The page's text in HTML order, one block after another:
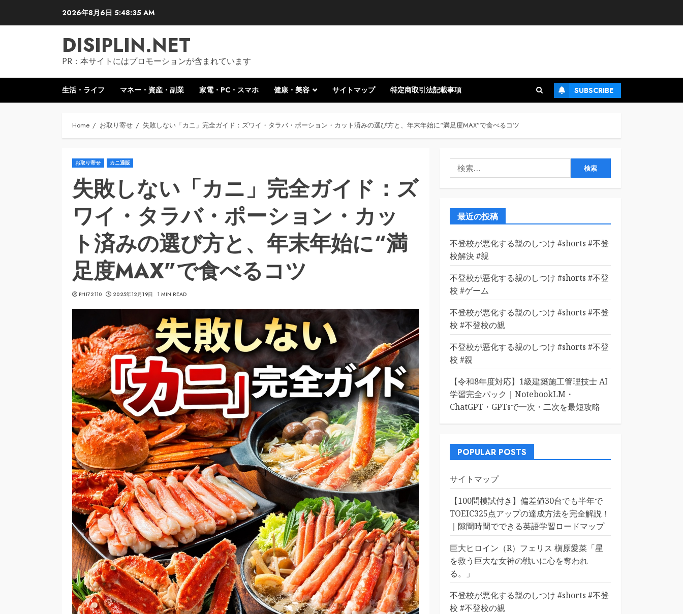
2026年8月6日 5:48:36 AM
DISIPLIN.NET
PR：本サイトにはプロモーションが含まれています
生活・ライフ マネー・資産・副業 家電・PC・スマホ 健康・美容 サイトマップ 特定商取引法記載事項 SUBSCRIBE
Home お取り寄せ 失敗しない「カニ」完全ガイド：ズワイ・タラバ・ポーション・カット済みの選び方と、年末年始に“満足度MAX”で食べるコツ
お取り寄せ カニ通販
失敗しない「カニ」完全ガイド：ズ
ワイ・タラバ・ポーション・カッ
ト済みの選び方と、年末年始に“満
足度MAX”で食べるコツ
PHI72110 2025年12月19日 1 MIN READ
検
索:
最近の投稿
不登校が悪化する親のしつけ #shorts #不登
校解決 #親
不登校が悪化する親のしつけ #shorts #不登
校 #ゲーム
不登校が悪化する親のしつけ #shorts #不登
校 #不登校の親
不登校が悪化する親のしつけ #shorts #不登
校 #親
【令和8年度対応】1級建築施工管理技士 AI
学習完全パック｜NotebookLM・
ChatGPT・GPTsで一次・二次を最短攻略
POPULAR POSTS
サイトマップ
【100問模試付き】偏差値30台でも半年で
TOEIC325点アップの達成方法を完全解説！
｜隙間時間でできる英語学習ロードマップ
巨大ヒロイン（R）フェリス 槇原愛菜「星
を救う巨大な女神の戦いに心を奪われ
る。」
不登校が悪化する親のしつけ #shorts #不登
校 #不登校の親